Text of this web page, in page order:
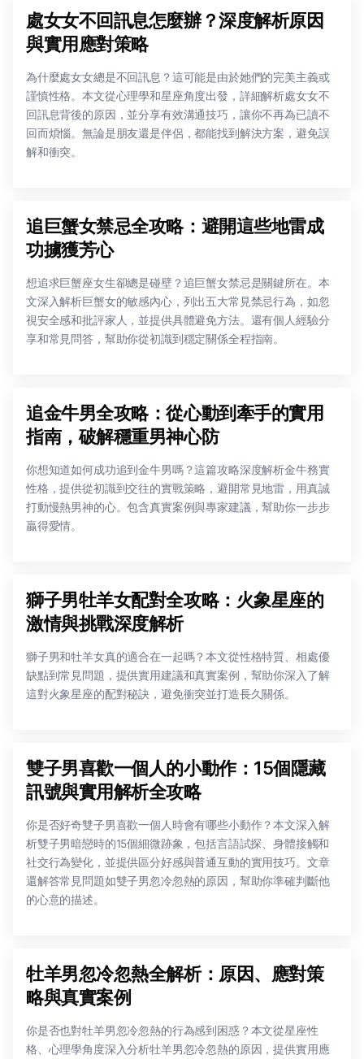
處女女不回訊息怎麼辦？深度解析原因
與實用應對策略
為什麼處女女總是不回訊息？這可能是由於她們的完美主義或
謹慎性格。本文從心理學和星座角度出發，詳細解析處女女不
回訊息背後的原因，並分享有效溝通技巧，讓你不再為已讀不
回而煩惱。無論是朋友還是伴侶，都能找到解決方案，避免誤
解和衝突。
追巨蟹女禁忌全攻略：避開這些地雷成
功擄獲芳心
想追求巨蟹座女生卻總是碰壁？追巨蟹女禁忌是關鍵所在。本
文深入解析巨蟹女的敏感內心，列出五大常見禁忌行為，如忽
視安全感和批評家人，並提供具體避免方法。還有個人經驗分
享和常見問答，幫助你從初識到穩定關係全程指南。
追金牛男全攻略：從心動到牽手的實用
指南，破解穩重男神心防
你想知道如何成功追到金牛男嗎？這篇攻略深度解析金牛務實
性格，提供從初識到交往的實戰策略，避開常見地雷，用真誠
打動慢熱男神的心。包含真實案例與專家建議，幫助你一步步
贏得愛情。
獅子男牡羊女配對全攻略：火象星座的
激情與挑戰深度解析
獅子男和牡羊女真的適合在一起嗎？本文從性格特質、相處優
缺點到常見問題，提供實用建議和真實案例，幫助你深入了解
這對火象星座的配對秘訣，避免衝突並打造長久關係。
雙子男喜歡一個人的小動作：15個隱藏
訊號與實用解析全攻略
你是否好奇雙子男喜歡一個人時會有哪些小動作？本文深入解
析雙子男暗戀時的15個細微跡象，包括言語試探、身體接觸和
社交行為變化，並提供區分好感與普通互動的實用技巧。文章
還解答常見問題如雙子男忽冷忽熱的原因，幫助你準確判斷他
的心意的描述。
牡羊男忽冷忽熱全解析：原因、應對策
略與真實案例
你是否也對牡羊男忽冷忽熱的行為感到困惑？本文從星座性
格、心理學角度深入分析牡羊男忽冷忽熱的原因，提供實用應